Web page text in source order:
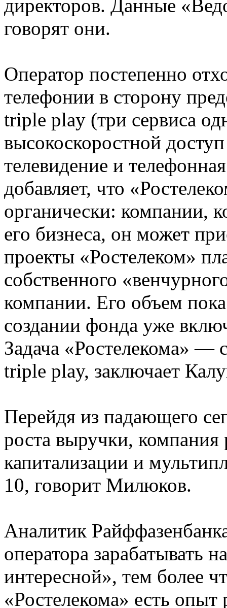
директоров. Данные
говорят они.
Оператор постепенно
телефонии в сторону
triple play (три сервиса
высокоскоростной
телевидение и
добавляет, что
органически: компании,
его бизнеса, он может
проекты «Ростелеком»
собственного
компании. Его объем
создании фонда уже
Задача «Ростелекома» —
triple play, заключает
Перейдя из падающего
роста выручки, компания
капитализации и
10, говорит Милюков.
Аналитик
оператора зарабатывать
интересной», тем более
«Ростелекома» есть